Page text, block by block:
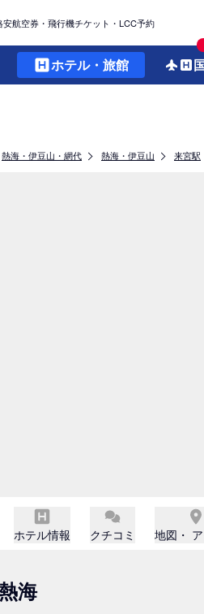
安航空券・飛行機チケット・LCC予約
ホテル・旅館
熱海・伊豆山・網代 熱海・伊豆山 来宮駅
ホテル情報 クチコミ 地図・
海